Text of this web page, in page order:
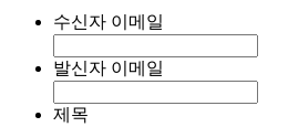
수신자 이메일
발신자 이메일
제목